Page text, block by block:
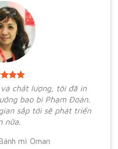
chất lượng, tôi đã in
bao bì Phạm Đoàn.
sắp tới sẽ phát triển
nữa.
mì Oman